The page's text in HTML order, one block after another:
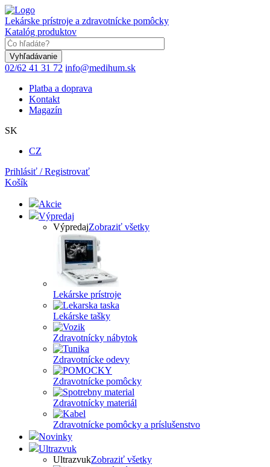
Skočiť
na
hlavný
obsah
Lekárske prístroje a zdravotnícke pomôcky
Katalóg produktov
02/62 41 31 72 info@medihum.sk
Platba a doprava
Kontakt
Magazín
SK
CZ
Prihlásiť / Registrovať
Košík
Akcie
Výpredaj
VýpredajZobraziť všetky
Lekárske prístroje
Lekárske tašky
Zdravotnícky nábytok
Zdravotnícke odevy
Zdravotnícke pomôcky
Zdravotnícky materiál
Zdravotnícke pomôcky a príslušenstvo
Novinky
Ultrazvuk
UltrazvukZobraziť všetky